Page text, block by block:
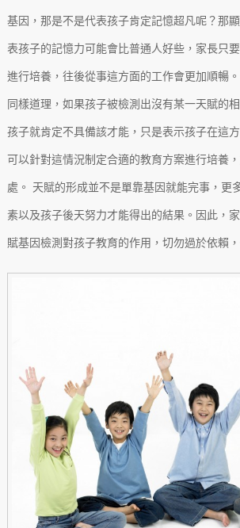
基因，那是不是代表孩子肯定記憶超凡呢？那
表孩子的記憶力可能會比普通人好些，家長只
進行培養，往後從事這方面的工作會更加順暢。
同樣道理，如果孩子被檢測出沒有某一天賦的
孩子就肯定不具備該才能，只是表示孩子在這
可以針對這情況制定合適的教育方案進行培養
處。 天賦的形成並不是單靠基因就能完事，更
素以及孩子後天努力才能得出的結果。因此，
賦基因檢測對孩子教育的作用，切勿過於依賴